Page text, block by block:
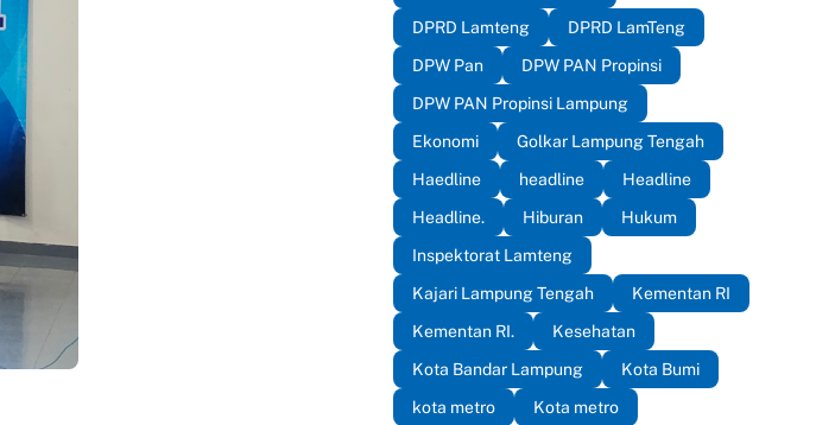
DPRD Lamteng
DPRD LamTeng
DPW Pan
DPW PAN Propinsi
DPW PAN Propinsi Lampung
Ekonomi
Golkar Lampung Tengah
Haedline
headline
Headline
Headline.
Hiburan
Hukum
Inspektorat Lamteng
Kajari Lampung Tengah
Kementan RI
Kementan RI.
Kesehatan
Kota Bandar Lampung
Kota Bumi
kota metro
Kota metro